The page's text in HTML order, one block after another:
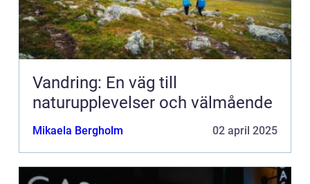
Vandring: En väg till
naturupplevelser och välmående
Mikaela Bergholm 02 april 2025